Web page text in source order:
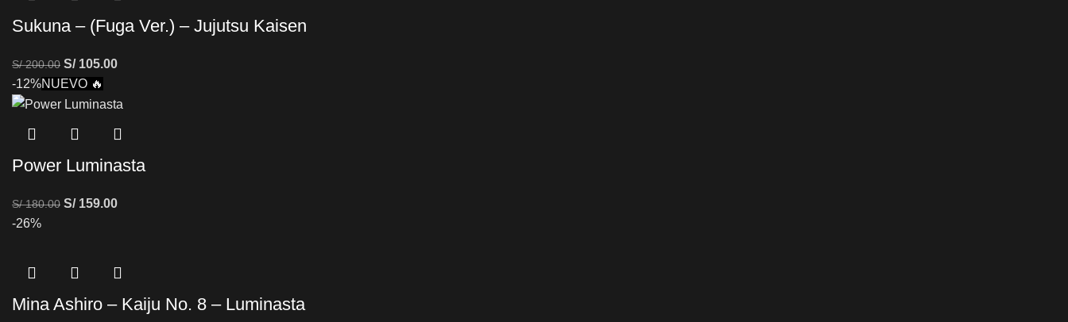
Sukuna – (Fuga Ver.) – Jujutsu Kaisen
S/200.00 S/105.00
-12%NUEVO 🔥
Power Luminasta
S/180.00 S/159.00
-26%
Mina Ashiro – Kaiju No. 8 – Luminasta